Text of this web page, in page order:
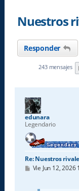
Nuestros
Responder
243 mensajes
edunara
Legendario
Re: Nuestros
M
Vie Jun 12, 2026